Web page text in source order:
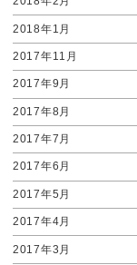
2018年1月
2017年11月
2017年9月
2017年8月
2017年7月
2017年6月
2017年5月
2017年4月
2017年3月